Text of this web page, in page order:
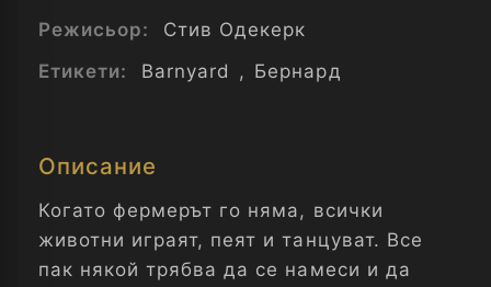
Режисьор:
Стив Одекерк
Етикети:
Barnyard , Бернард
Описание
Когато фермерът го няма, всички
животни играят, пеят и танцуват. Все
пак някой трябва да се намеси и да